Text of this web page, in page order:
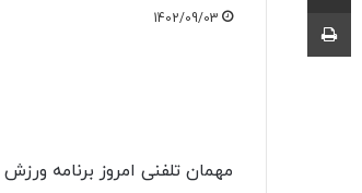
1402/09/03
مهمان تلفنی امروز برنامه